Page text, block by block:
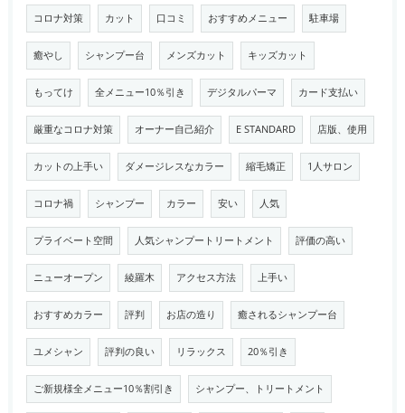
コロナ対策 カット 口コミ おすすめメニュー 駐車場
癒やし シャンプー台 メンズカット キッズカット
もってけ 全メニュー10％引き デジタルパーマ カード支払い
厳重なコロナ対策 オーナー自己紹介 E STANDARD 店版、使用
カットの上手い ダメージレスなカラー 縮毛矯正 1人サロン
コロナ禍 シャンプー カラー 安い 人気
プライベート空間 人気シャンプートリートメント 評価の高い
ニューオープン 綾羅木 アクセス方法 上手い
おすすめカラー 評判 お店の造り 癒されるシャンプー台
ユメシャン 評判の良い リラックス 20％引き
ご新規様全メニュー10％割引き シャンプー、トリートメント